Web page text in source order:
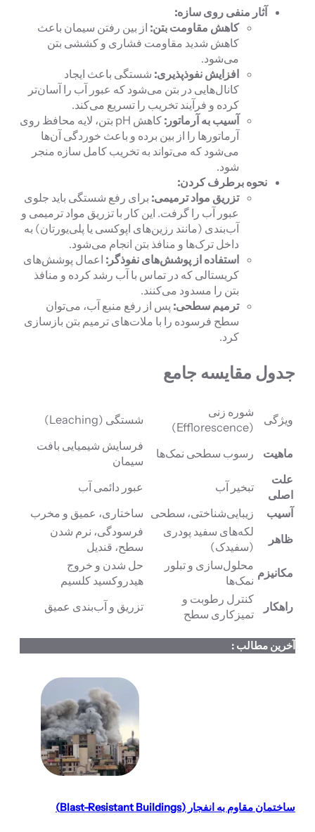
آثار منفی روی سازه:
کاهش مقاومت بتن: از بین رفتن سیمان باعث
کاهش شدید مقاومت فشاری و کششی بتن
می‌شود.
افزایش نفوذپذیری: شستگی باعث ایجاد
کانال‌هایی در بتن می‌شود که عبور آب را آسان‌تر
کرده و فرآیند تخریب را تسریع می‌کند.
آسیب به آرماتور:
کاهش pH بتن، لایه محافظ روی
آرماتورها را از بین برده و باعث خوردگی آن‌ها
می‌شود که می‌تواند به تخریب کامل سازه منجر
شود.
نحوه برطرف کردن:
تزریق مواد ترمیمی: برای رفع شستگی باید جلوی
عبور آب را گرفت. این کار با تزریق مواد ترمیمی و
آب‌بندی (مانند رزین‌های اپوکسی یا پلی‌یورتان) به
داخل ترک‌ها و منافذ بتن انجام می‌شود.
استفاده از پوشش‌های نفوذگر: اعمال پوشش‌های
کریستالی که در تماس با آب رشد کرده و منافذ
بتن را مسدود می‌کنند.
ترمیم سطحی: پس از رفع منبع آب، می‌توان
سطح فرسوده را با ملات‌های ترمیم بتن بازسازی
کرد.
جدول مقایسه جامع
ویژگی
شوره زنی
(Efflorescence)
شستگی (Leaching)
ماهیت رسوب سطحی نمک‌ها
فرسایش شیمیایی بافت
سیمان
علت
اصلی
تبخیر آب
عبور دائمی آب
آسیب
زیبایی‌شناختی، سطحی ساختاری، عمیق و مخرب
ظاهر
لکه‌های سفید پودری
(سفیدک)
فرسودگی، نرم شدن
سطح، قندیل
مکانیزم
محلول‌سازی و تبلور
نمک‌ها
حل شدن و خروج
هیدروکسید کلسیم
راهکار
کنترل رطوبت و
تمیزکاری سطح
تزریق و آب‌بندی عمیق
آخرین مطالب :
ساختمان مقاوم به انفجار (Blast-Resistant Buildings)